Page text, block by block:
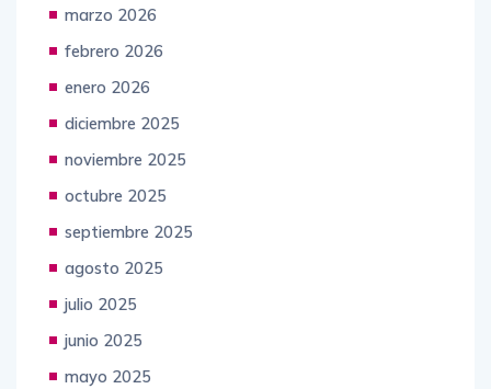
marzo 2026
febrero 2026
enero 2026
diciembre 2025
noviembre 2025
octubre 2025
septiembre 2025
agosto 2025
julio 2025
junio 2025
mayo 2025